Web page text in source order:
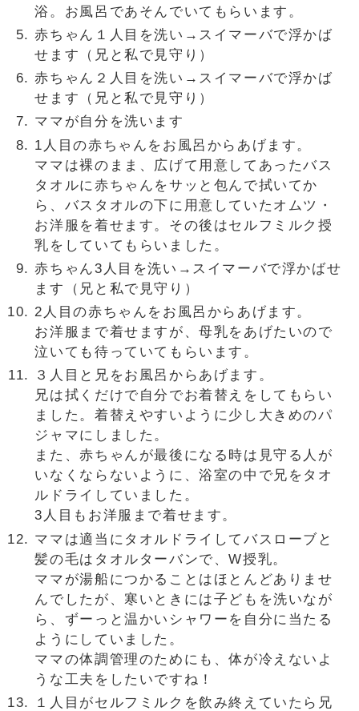
浴。お風呂であそんでいてもらいます。
赤ちゃん１人目を洗い→スイマーバで浮かば
せます（兄と私で見守り）
赤ちゃん２人目を洗い→スイマーバで浮かば
せます（兄と私で見守り）
ママが自分を洗います
1人目の赤ちゃんをお風呂からあげます。
ママは裸のまま、広げて用意してあったバス
タオルに赤ちゃんをサッと包んで拭いてか
ら、バスタオルの下に用意していたオムツ・
お洋服を着せます。その後はセルフミルク授
乳をしていてもらいました。
赤ちゃん3人目を洗い→スイマーバで浮かばせ
ます（兄と私で見守り）
2人目の赤ちゃんをお風呂からあげます。
お洋服まで着せますが、母乳をあげたいので
泣いても待っていてもらいます。
３人目と兄をお風呂からあげます。
兄は拭くだけで自分でお着替えをしてもらい
ました。着替えやすいように少し大きめのパ
ジャマにしました。
また、赤ちゃんが最後になる時は見守る人が
いなくならないように、浴室の中で兄をタオ
ルドライしていました。
3人目もお洋服まで着せます。
ママは適当にタオルドライしてバスローブと
髪の毛はタオルターバンで、W授乳。
ママが湯船につかることはほとんどありませ
んでしたが、寒いときには子どもを洗いなが
ら、ずーっと温かいシャワーを自分に当たる
ようにしていました。
ママの体調管理のためにも、体が冷えないよ
うな工夫をしたいですね！
１人目がセルフミルクを飲み終えていたら兄